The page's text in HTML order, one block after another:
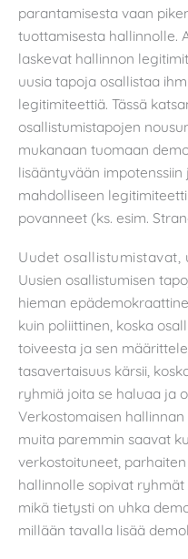
parantamisesta vaan
tuottamisesta hallinnolle.
laskevat hallinnon
uusia tapoja osallistaa
legitimiteettiä. Tässä
osallistumistapojen
mukanaan tuomaan
lisääntyvään
mahdolliseen
povanneet (ks. esim.
Uudet
Uusien osallistumisen
hieman
kuin poliittinen, koska
toiveesta ja sen
tasavertaisuus kärsii,
ryhmiä joita se haluaa ja
Verkostomaisen
muita paremmin saavat
verkostoituneet,
hallinnolle sopivat
mikä tietysti on uhka
millään tavalla lisää